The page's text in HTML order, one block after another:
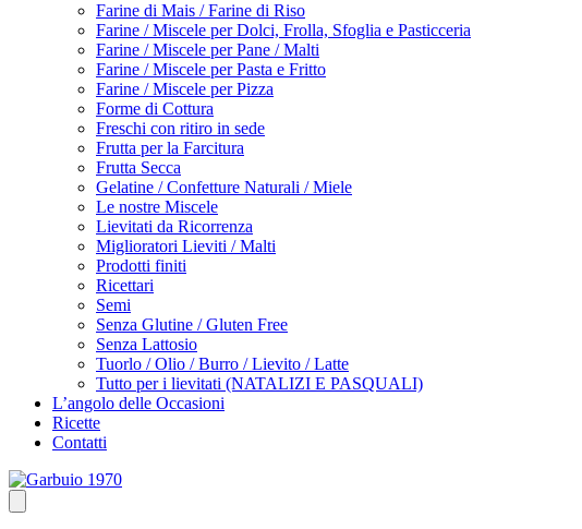
Farine di Mais / Farine di Riso
Farine / Miscele per Dolci, Frolla, Sfoglia e Pasticceria
Farine / Miscele per Pane / Malti
Farine / Miscele per Pasta e Fritto
Farine / Miscele per Pizza
Forme di Cottura
Freschi con ritiro in sede
Frutta per la Farcitura
Frutta Secca
Gelatine / Confetture Naturali / Miele
Le nostre Miscele
Lievitati da Ricorrenza
Miglioratori Lieviti / Malti
Prodotti finiti
Ricettari
Semi
Senza Glutine / Gluten Free
Senza Lattosio
Tuorlo / Olio / Burro / Lievito / Latte
Tutto per i lievitati (NATALIZI E PASQUALI)
L’angolo delle Occasioni
Ricette
Contatti